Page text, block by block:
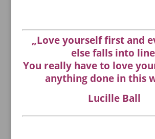
„Love yourself first and
else falls into
You really have to love
anything done in this
Lucille Ball